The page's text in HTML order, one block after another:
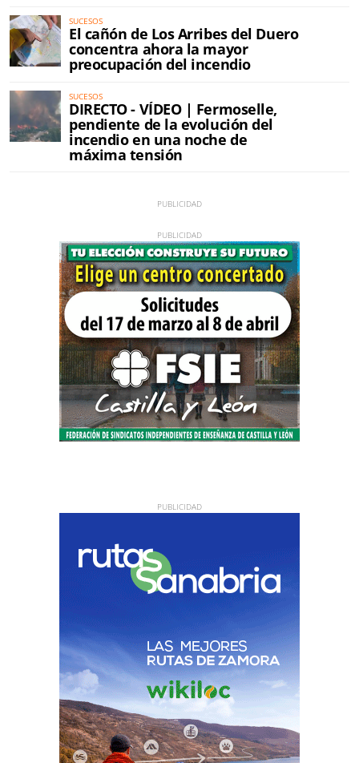
SUCESOS
El cañón de Los Arribes del Duero
concentra ahora la mayor
preocupación del incendio
SUCESOS
DIRECTO - VÍDEO | Fermoselle,
pendiente de la evolución del
incendio en una noche de
máxima tensión